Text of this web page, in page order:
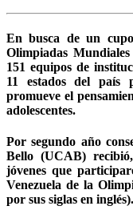
En busca de un
Olimpiadas
151 equipos de
11 estados del país
promueve el
adolescentes.
Por segundo año
Bello (UCAB)
jóvenes que
Venezuela de la
por sus siglas en inglés).